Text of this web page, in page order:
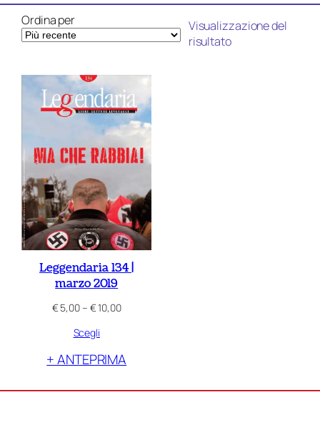
Ordina per
Visualizzazione del
risultato
Leggendaria 134 |
marzo 2019
€5,00– €10,00Fascia
€ 5,00
€ 10,00
Scegli
+ ANTEPRIMA